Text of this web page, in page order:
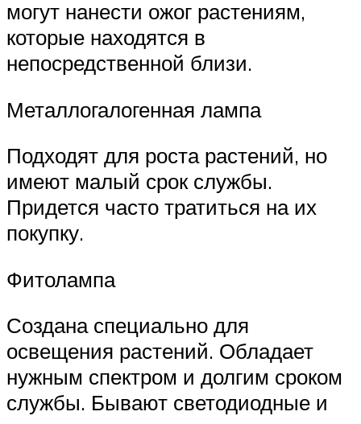
могут нанести ожог растениям,
которые находятся в
непосредственной близи.
Металлогалогенная лампа
Подходят для роста растений, но
имеют малый срок службы.
Придется часто тратиться на их
покупку.
Фитолампа
Создана специально для
освещения растений. Обладает
нужным спектром и долгим сроком
службы. Бывают светодиодные и